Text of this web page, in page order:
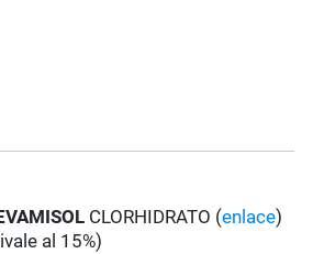
CLORHIDRATO (enlace)
al 15%)